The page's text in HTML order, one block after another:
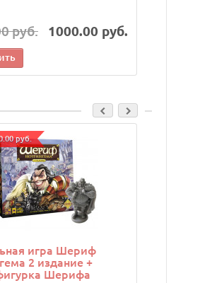
руб. 1000.00 руб.
руб.
игра Шериф
2 издание +
Шерифа